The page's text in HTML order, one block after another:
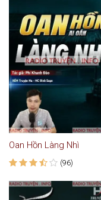
Oan Hồn Làng Nhì
(96)